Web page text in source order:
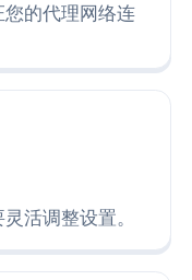
的代理网络连
活调整设置。